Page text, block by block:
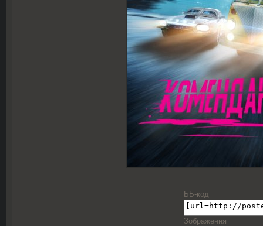
ББ-код
Зображення